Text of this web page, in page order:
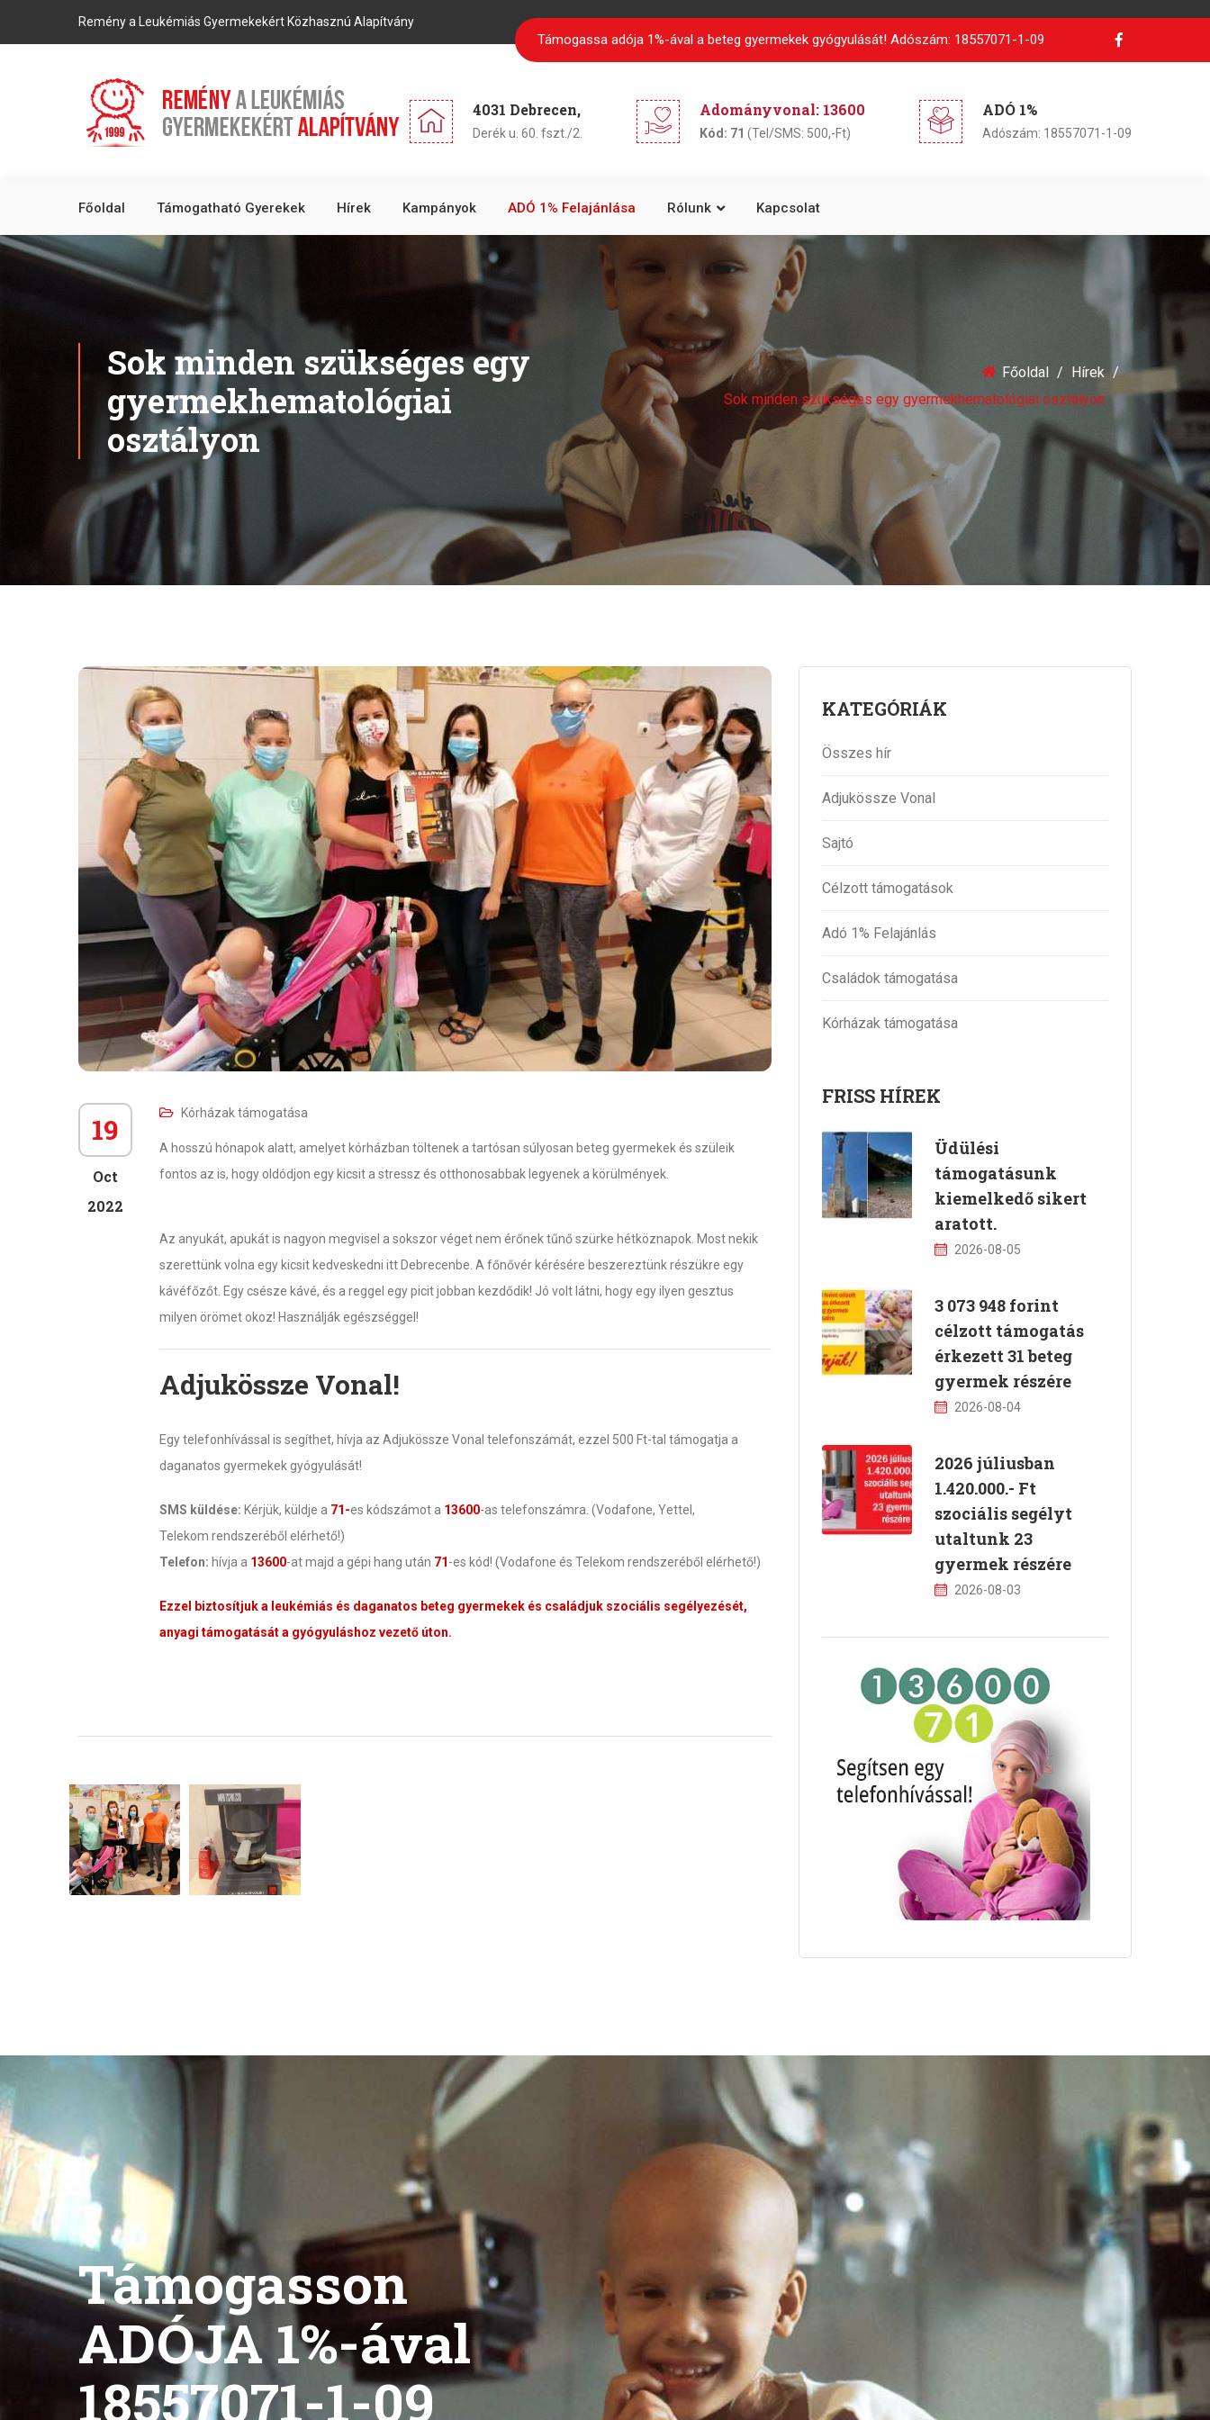
Remény a Leukémiás Gyermekekért Közhasznú Alapítvány
Támogassa adója 1%-ával a beteg gyermekek gyógyulását! Adószám: 18557071-1-09
4031 Debrecen,
Derék u. 60. fszt./2.
Adományvonal: 13600
Kód: 71 (Tel/SMS: 500,-Ft)
ADÓ 1%
Adószám: 18557071-1-09
Főoldal Támogatható Gyerekek Hírek Kampányok ADÓ 1% Felajánlása Rólunk Kapcsolat
Sok minden szükséges egy
gyermekhematológiai
osztályon
Főoldal
Hírek
Sok minden szükséges egy gyermekhematológiai osztályon
19
Oct
2022
Kórházak támogatása
A hosszú hónapok alatt, amelyet kórházban töltenek a tartósan súlyosan beteg gyermekek és szüleik
fontos az is, hogy oldódjon egy kicsit a stressz és otthonosabbak legyenek a körülmények.
Az anyukát, apukát is nagyon megvisel a sokszor véget nem érőnek tűnő szürke hétköznapok. Most nekik
szerettünk volna egy kicsit kedveskedni itt Debrecenbe. A főnővér kérésére beszereztünk részükre egy
kávéfőzőt. Egy csésze kávé, és a reggel egy picit jobban kezdődik! Jó volt látni, hogy egy ilyen gesztus
milyen örömet okoz! Használják egészséggel!
Adjukössze Vonal!
Egy telefonhívással is segíthet, hívja az Adjukössze Vonal telefonszámát, ezzel 500 Ft-tal támogatja a
daganatos gyermekek gyógyulását!
SMS küldése: Kérjük, küldje a 71-es kódszámot a 13600-as telefonszámra. (Vodafone, Yettel,
Telekom rendszeréből elérhető!)
Telefon: hívja a 13600-at majd a gépi hang után 71-es kód! (Vodafone és Telekom rendszeréből elérhető!)
Ezzel biztosítjuk a leukémiás és daganatos beteg gyermekek és családjuk szociális segélyezését,
anyagi támogatását a gyógyuláshoz vezető úton.
KATEGÓRIÁK
Összes hír
Adjukössze Vonal
Sajtó
Célzott támogatások
Adó 1% Felajánlás
Családok támogatása
Kórházak támogatása
FRISS HÍREK
Üdülési
támogatásunk
kiemelkedő sikert
aratott.
2026-08-05
3 073 948 forint
célzott támogatás
érkezett 31 beteg
gyermek részére
2026-08-04
2026 júliusban
1.420.000.- Ft
szociális segélyt
utaltunk 23
gyermek részére
2026-08-03
Támogasson
ADÓJA 1%-ával
18557071-1-09